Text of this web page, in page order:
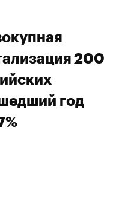
200
год